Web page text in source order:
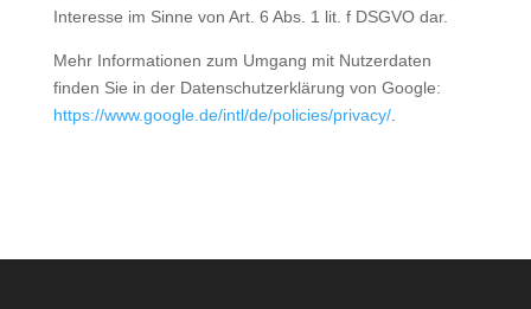
Interesse im Sinne von Art. 6 Abs. 1 lit. f DSGVO dar.
Mehr Informationen zum Umgang mit Nutzerdaten
finden Sie in der Datenschutzerklärung von Google:
https://www.google.de/intl/de/policies/privacy/.